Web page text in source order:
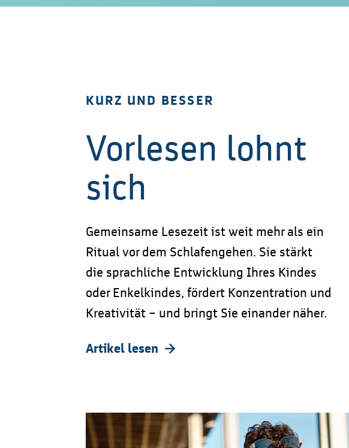
KURZ UND BESSER
Vorlesen lohnt
sich
Gemeinsame Lesezeit ist weit mehr als ein
Ritual vor dem Schlafengehen. Sie stärkt
die sprachliche Entwicklung Ihres Kindes
oder Enkelkindes, fördert Konzentration und
Kreativität – und bringt Sie einander näher.
Artikel lesen